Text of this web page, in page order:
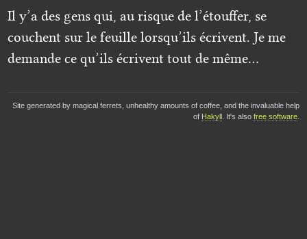
Il y’a des gens qui, au risque de l’étouffer, se
couchent sur le feuille lorsqu’ils écrivent. Je me
demande ce qu’ils écrivent tout de même…
Site generated by magical ferrets, unhealthy amounts of coffee, and the invaluable help
of Hakyll. It's also free software.